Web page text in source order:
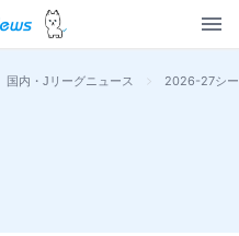
国内・Jリーグニュース > 2026-27シー